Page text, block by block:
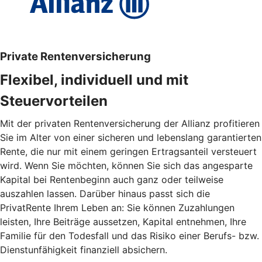
Private Rentenversicherung
Flexibel, individuell und mit
Steuervorteilen
Mit der privaten Rentenversicherung der Allianz profitieren
Sie im Alter von einer sicheren und lebenslang garantierten
Rente, die nur mit einem geringen Ertragsanteil versteuert
wird. Wenn Sie möchten, können Sie sich das angesparte
Kapital bei Rentenbeginn auch ganz oder teilweise
auszahlen lassen. Darüber hinaus passt sich die
PrivatRente Ihrem Leben an: Sie können Zuzahlungen
leisten, Ihre Beiträge aussetzen, Kapital entnehmen, Ihre
Familie für den Todesfall und das Risiko einer Berufs- bzw.
Dienstunfähigkeit finanziell absichern.